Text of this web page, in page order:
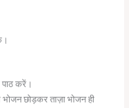
पाठ करें।
छोड़कर ताज़ा भोजन ही